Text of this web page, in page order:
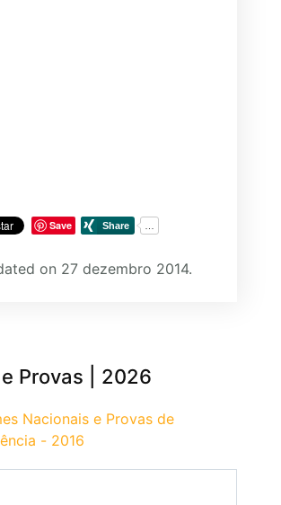
Save
on 27 dezembro 2014.
Provas | 2026